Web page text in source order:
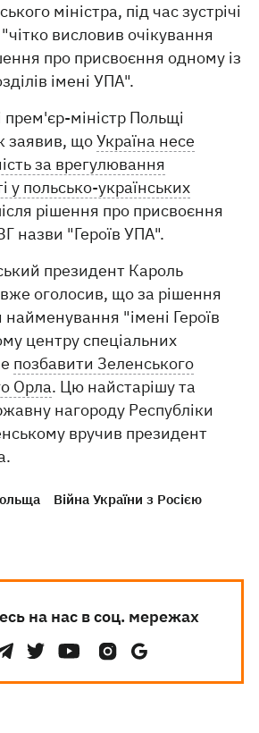
міністра, під час зустрічі
висловив очікування
про присвоєння одному із
імені УПА".
міністр Польщі
заявив, щоУкраїна несе
за врегулювання
у польсько-українських
рішення про присвоєння
назви "Героїв УПА".
президент Кароль
оголосив, що за рішення
"імені Героїв
центру спеціальних
позбавити Зеленського
Орла. Цю найстарішу та
нагороду Республіки
вручив президент
Війна України з Росією
на нас в соц. мережах